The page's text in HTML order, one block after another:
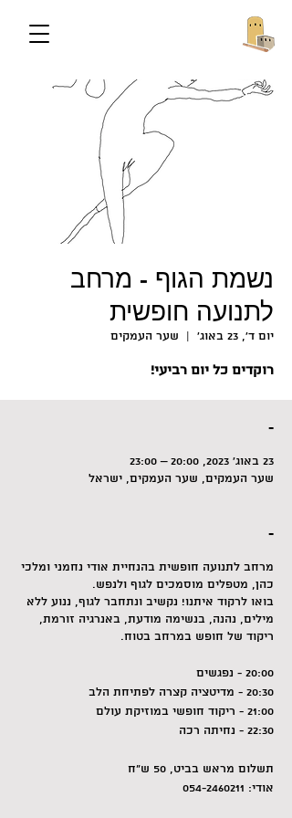
נשמת הגוף - מרחב
לתנועה חופשית
יום ד׳, 23 באוג׳
  |
שער העמקים
רוקדים כל יום רביעי!
-
23 באוג׳ 2023, 20:00 – 23:00
שער העמקים, שער העמקים, ישראל
-
מרחב לתנועה חופשית בהנחיית אודי נחמני ומלכי
כהן, מטפלים מוסמכים לגוף ולנפש.
בואו לרקוד איתנו! נקשיב ונתחבר לגוף, ננוע ללא
מילים, נהנה, בנשימה מודעת, באנרגיה זורמת,
ריקוד של חופש במרחב בטוח.
20:00 - נפגשים
20:30 - מדיטציה קצרה לפתיחת הלב
21:00 - ריקוד חופשי במוזיקת עולם
22:30 - נחיתה רכה
תשלום מראש בביט, 50 ש"ח
אודי: 054-2460211